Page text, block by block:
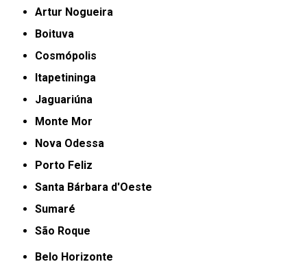
Artur Nogueira
Boituva
Cosmópolis
Itapetininga
Jaguariúna
Monte Mor
Nova Odessa
Porto Feliz
Santa Bárbara d'Oeste
Sumaré
São Roque
Belo Horizonte